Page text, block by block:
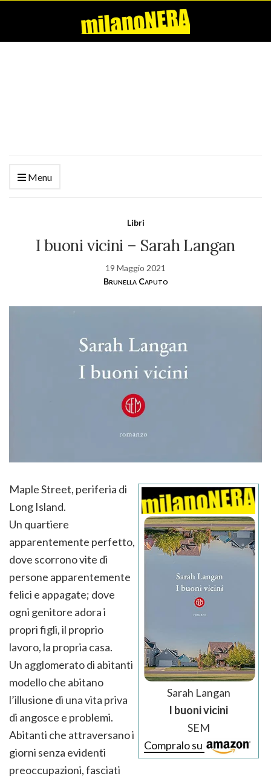
Menu
Libri
I buoni vicini – Sarah Langan
19 Maggio 2021
Brunella Caputo
Sarah Langan
I buoni vicini
SEM
Compralo su
Maple Street, periferia di
Long Island.
Un quartiere
apparentemente perfetto,
dove scorrono vite di
persone apparentemente
felici e appagate; dove
ogni genitore adora i
propri figli, il proprio
lavoro, la propria casa.
Un agglomerato di abitanti
modello che abitano
l’illusione di una vita priva
di angosce e problemi.
Abitanti che attraversano i
giorni senza evidenti
preoccupazioni, fasciati